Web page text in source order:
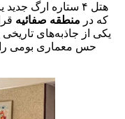
هتل ۴ ستاره ارگ جدید یزد
که در منطقه صفائیه
یکی از جاذبه‌های
حس معماری بومی را